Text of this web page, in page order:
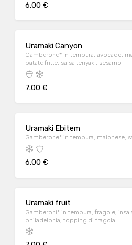
6.00 €
Uramaki Canyon
Gamberone* in tempura, avocado,
patate fritte, salsa teriyaki, sesamo
7.00 €
Uramaki Ebitem
Gamberone* in tempura, maionese,
6.00 €
Uramaki fruit
Gamberoni* in tempura, fragole,
philadelphia, topping di fragola